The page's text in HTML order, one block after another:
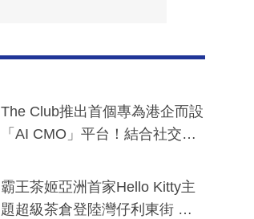
The Club推出首個專為港企而設
「AI CMO」平台！結合社交聆
分鐘生成「貼地」宣傳短片
霸王茶姬亞洲首家Hello Kitty主
題超級茶倉登陸灣仔利東街 推